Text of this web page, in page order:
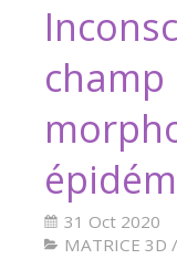
champ
31 Oct 2020
MATRICE 3D